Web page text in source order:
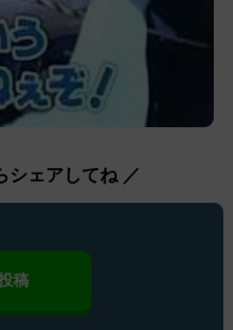
シェアしてね ／
稿